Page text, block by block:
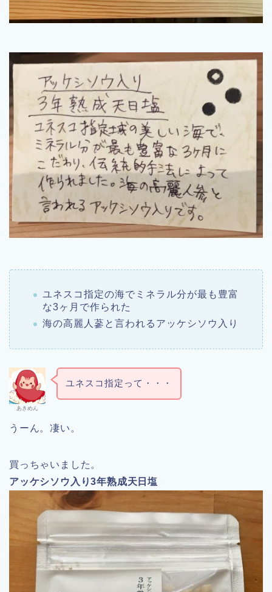
ユネスコ指定の海でミネラル分が最も豊富
な3ヶ月で作られた
海の高麗人蔘と言われるアッケシソウ入り
あきめん
ユネスコ指定って・・・
うーん。凄い。
買っちゃいました。
アッケシソウ入り3年熟成天日塩